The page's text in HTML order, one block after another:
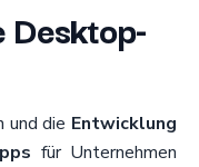
und die Entwicklung
für Unternehmen